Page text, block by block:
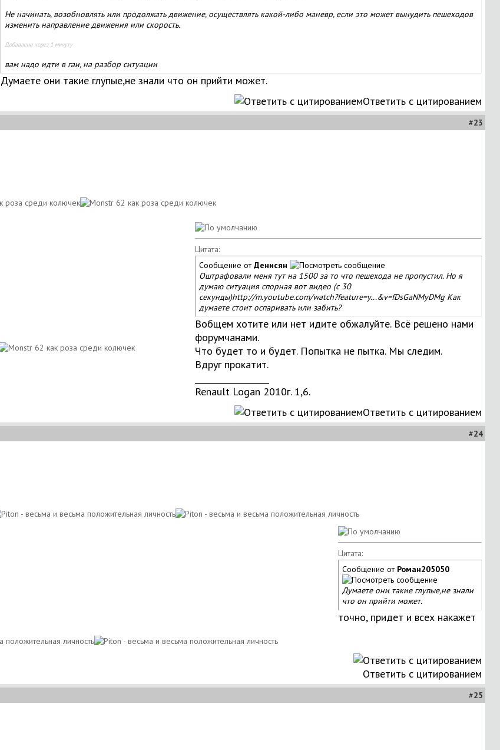
Не начинать, возобновлять или продолжать движение, осуществлять какой-либо маневр, если это может вынудить пешеходов
изменить направление движения или скорость.
Добавлено через 1 минуту
вам надо идти в гаи, на разбор ситуации
Думаете они такие глупые,не знали что он прийти может.
Ответить с цитированием
#23
Цитата:
Сообщение отДенисян
Оштрафовали меня тут на 1500 за то что пешехода не пропустил. Но я
думаю ситуация спорная вот видео (с 30
секунды)http://m.youtube.com/watch?feature=y...&v=fDsGaNMyDMg Как
думаете стоит оспаривать или забить?
Вобщем хотите или нет идите обжалуйте. Всё решено нами
форумчанами.
Что будет то и будет. Попытка не пытка. Мы следим.
Вдруг прокатит.
Renault Logan 2010г. 1,6.
Ответить с цитированием
#24
Цитата:
Сообщение от Роман205050
Думаете они такие глупые,не знали
что он прийти может.
точно, придет и всех накажет
Ответить с цитированием
#25